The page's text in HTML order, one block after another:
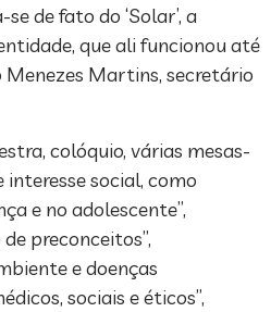
de fato do ‘Solar’, a
que ali funcionou até
Menezes Martins, secretário
colóquio, várias mesas-
interesse social, como
e no adolescente”,
de preconceitos”,
e doenças
sociais e éticos”,